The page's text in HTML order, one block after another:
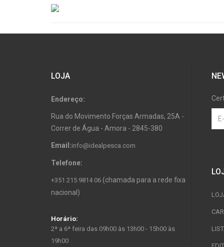
LOJA
Endereço:
Rua do Movimento Forças Armadas, 25A -
Correr de Água - Amora - 2845-380
Email:info@idealpesca.com
Telefone:
+351 215 9814 06 (chamada para a rede fixa
nacional)
Horário:
2ª a 6ª feira das 09h00 às 13h00 - 15h00 às
19h00